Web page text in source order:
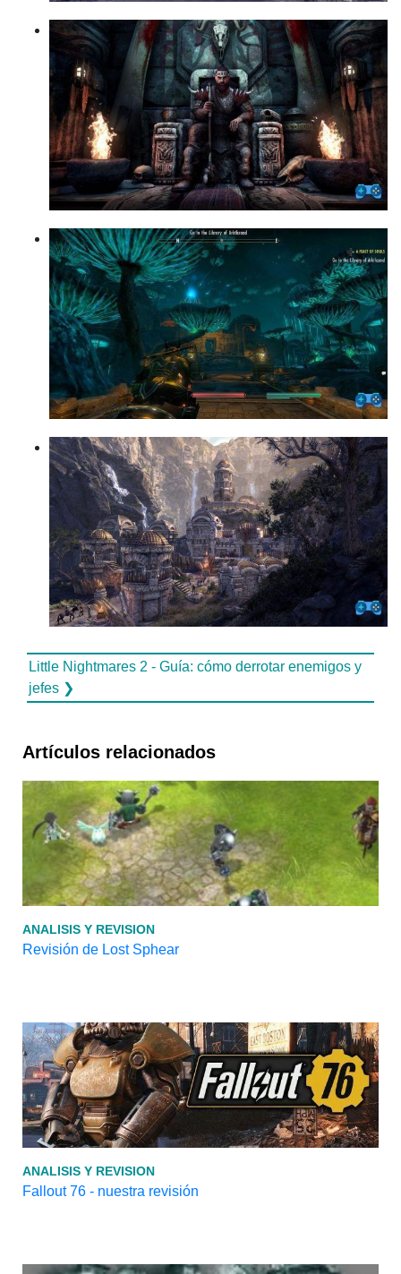
Little Nightmares 2 - Guía: cómo derrotar enemigos y
jefes ❯
Artículos relacionados
ANALISIS Y REVISION
Revisión de Lost Sphear
ANALISIS Y REVISION
Fallout 76 - nuestra revisión